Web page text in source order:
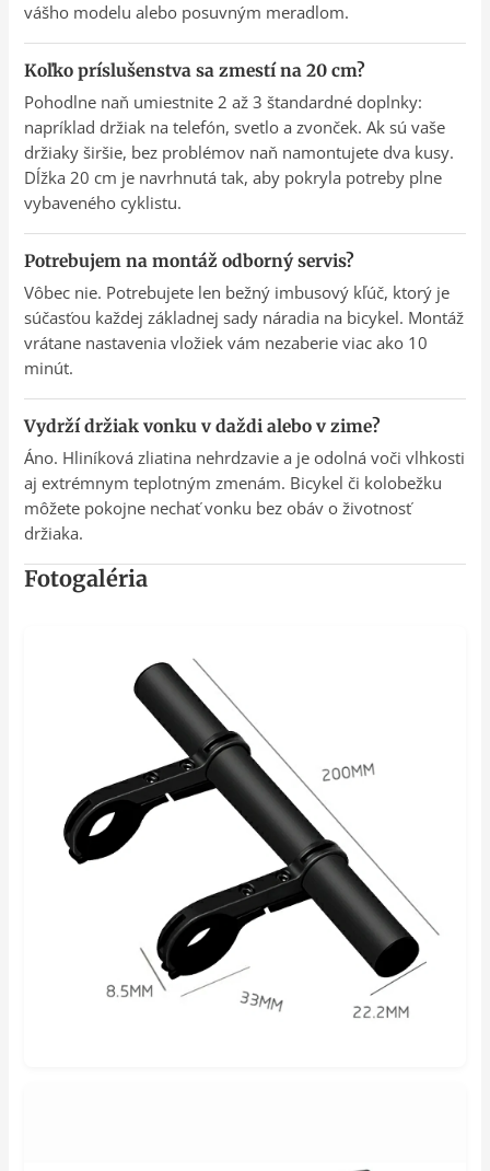
vášho modelu alebo posuvným meradlom.
Koľko príslušenstva sa zmestí na 20 cm?
Pohodlne naň umiestnite 2 až 3 štandardné doplnky:
napríklad držiak na telefón, svetlo a zvonček. Ak sú vaše
držiaky širšie, bez problémov naň namontujete dva kusy.
Dĺžka 20 cm je navrhnutá tak, aby pokryla potreby plne
vybaveného cyklistu.
Potrebujem na montáž odborný servis?
Vôbec nie. Potrebujete len bežný imbusový kľúč, ktorý je
súčasťou každej základnej sady náradia na bicykel. Montáž
vrátane nastavenia vložiek vám nezaberie viac ako 10
minút.
Vydrží držiak vonku v daždi alebo v zime?
Áno. Hliníková zliatina nehrdzavie a je odolná voči vlhkosti
aj extrémnym teplotným zmenám. Bicykel či kolobežku
môžete pokojne nechať vonku bez obáv o životnosť
držiaka.
Fotogaléria